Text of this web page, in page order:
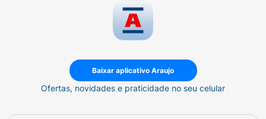
Baixar aplicativo Araujo
Ofertas, novidades e praticidade no seu celular